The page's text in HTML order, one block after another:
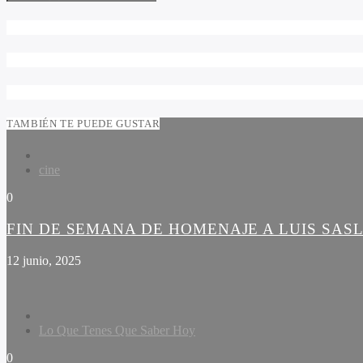
TAMBIÉN TE PUEDE GUSTAR
cine
0
FIN DE SEMANA DE HOMENAJE A LUIS
12 junio, 2025
Lo Que Tenes Que Saber Hoy
0